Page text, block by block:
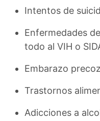
Intentos de
Enfermedades
todo al VIH o
Embarazo
Trastornos
Adicciones a